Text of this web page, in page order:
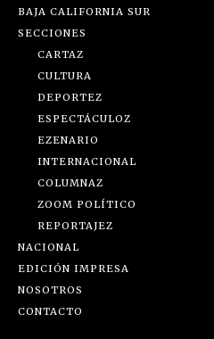
BAJA CALIFORNIA SUR
SECCIONES
CARTAZ
CULTURA
DEPORTEZ
ESPECTÁCULOZ
EZENARIO
INTERNACIONAL
COLUMNAZ
ZOOM POLÍTICO
REPORTAJEZ
NACIONAL
EDICIÓN IMPRESA
NOSOTROS
CONTACTO